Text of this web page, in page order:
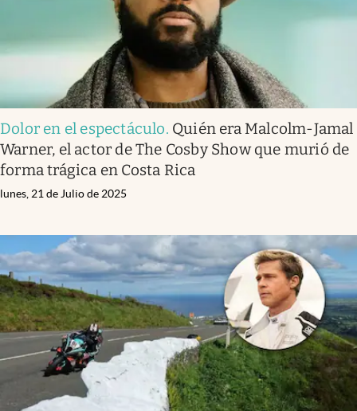
Dolor en el espectáculo. Quién era Malcolm-Jamal
Warner, el actor de The Cosby Show que murió de
forma trágica en Costa Rica
lunes, 21 de Julio de 2025